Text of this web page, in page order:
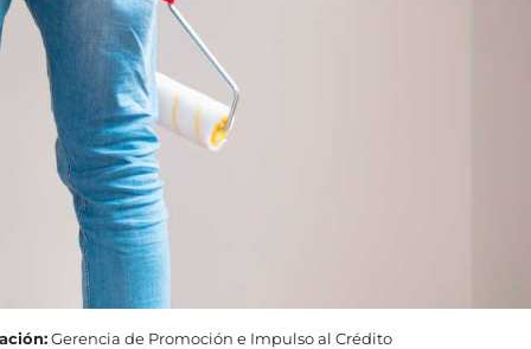
Gerencia de Promoción e Impulso al Crédito